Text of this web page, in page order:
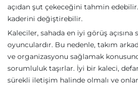
açıdan şut çekeceğini tahmin
kaderini değiştirebilir.
Kaleciler, sahada en iyi görüş açısına
oyunculardır. Bu nedenle, takım
ve organizasyonu sağlamak
sorumluluk taşırlar. İyi bir kaleci,
sürekli iletişim halinde olmalı ve